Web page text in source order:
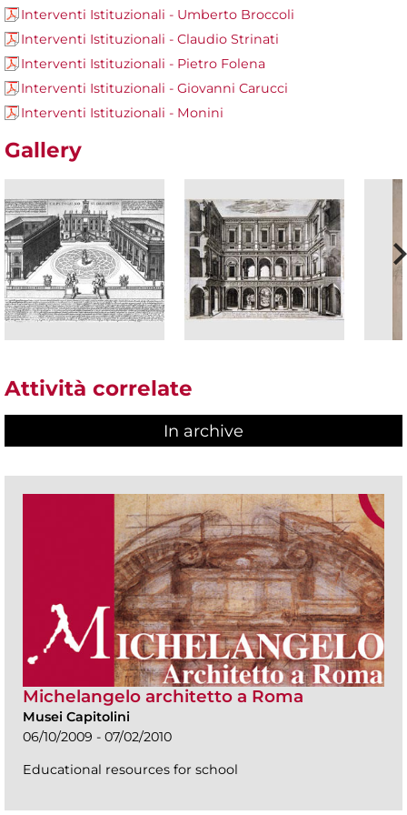
Interventi Istituzionali - Umberto Broccoli
Interventi Istituzionali - Claudio Strinati
Interventi Istituzionali - Pietro Folena
Interventi Istituzionali - Giovanni Carucci
Interventi Istituzionali - Monini
Gallery
Attività correlate
In archive
Michelangelo architetto a Roma
Musei Capitolini
06/10/2009 - 07/02/2010
Educational resources for school